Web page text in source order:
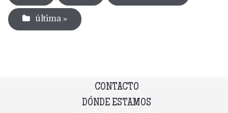
última »
CONTACTO
DÓNDE ESTAMOS